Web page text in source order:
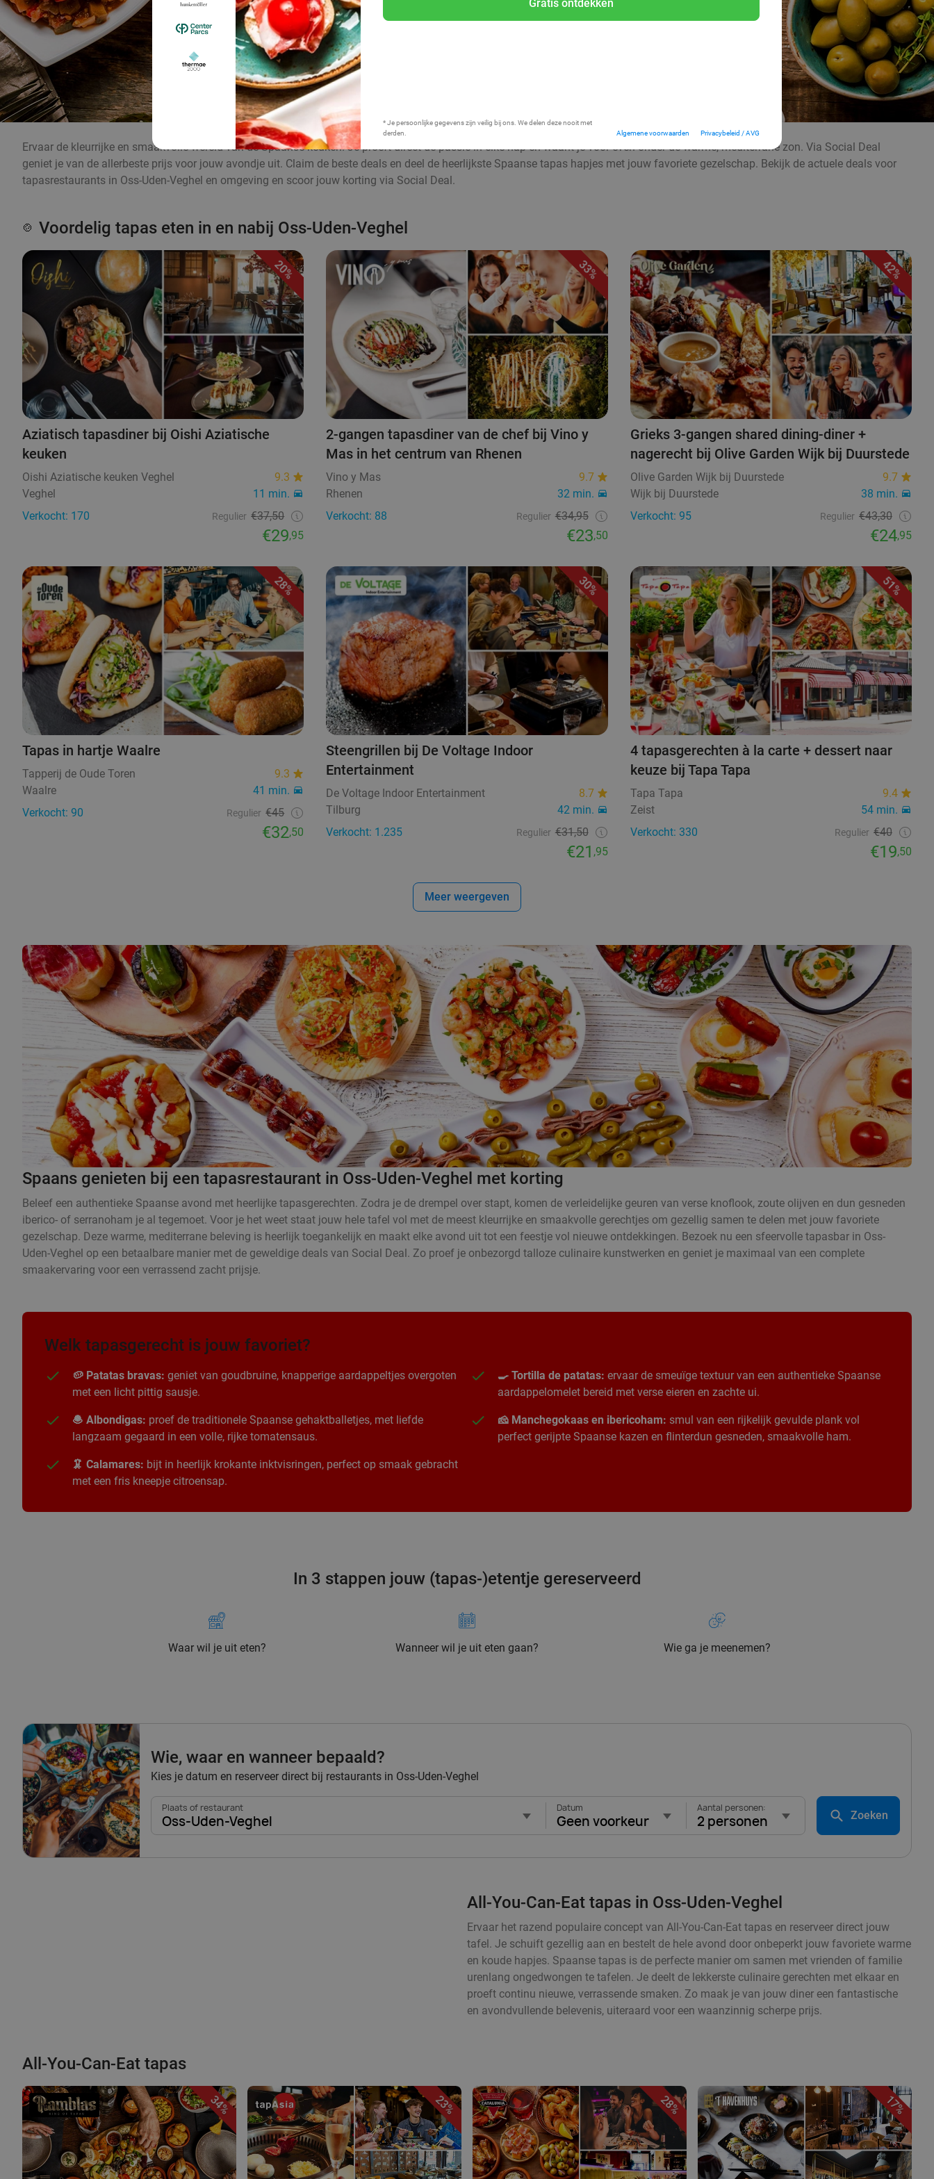
Gratis ontdekken
* Je persoonlijke gegevens zijn veilig bij ons. We delen deze nooit met
derden.
Algemene voorwaarden Privacybeleid / AVG
Ervaar de kleurrijke en smaakvolle wereld van de Spaanse keuken. Je proeft direct de passie in elke hap en waant je voor even onder de warme, mediterrane zon. Via Social Deal
geniet je van de allerbeste prijs voor jouw avondje uit. Claim de beste deals en deel de heerlijkste Spaanse tapas hapjes met jouw favoriete gezelschap. Bekijk de actuele deals voor
tapasrestaurants in Oss-Uden-Veghel en omgeving en scoor jouw korting via Social Deal.
🍲 Voordelig tapas eten in en nabij Oss-Uden-Veghel
20%
Aziatisch tapasdiner bij Oishi Aziatische
keuken
Oishi Aziatische keuken Veghel
9.3
Veghel
11 min.
Verkocht: 170
Regulier €37,50
€29,95
33%
2-gangen tapasdiner van de chef bij Vino y
Mas in het centrum van Rhenen
Vino y Mas
9.7
Rhenen
32 min.
Verkocht: 88
Regulier €34,95
€23,50
42%
Grieks 3-gangen shared dining-diner +
nagerecht bij Olive Garden Wijk bij Duurstede
Olive Garden Wijk bij Duurstede
9.7
Wijk bij Duurstede
38 min.
Verkocht: 95
Regulier €43,30
€24,95
28%
Tapas in hartje Waalre
Tapperij de Oude Toren
9.3
Waalre
41 min.
Verkocht: 90
Regulier €45
€32,50
30%
Steengrillen bij De Voltage Indoor
Entertainment
De Voltage Indoor Entertainment
8.7
Tilburg
42 min.
Verkocht: 1.235
Regulier €31,50
€21 ,95
51%
4 tapasgerechten à la carte + dessert naar
keuze bij Tapa Tapa
Tapa Tapa
9.4
Zeist
54 min.
Verkocht: 330
Regulier €40
€19,50
Meer weergeven
Spaans genieten bij een tapasrestaurant in Oss-Uden-Veghel met korting
Beleef een authentieke Spaanse avond met heerlijke tapasgerechten. Zodra je de drempel over stapt, komen de verleidelijke geuren van verse knoflook, zoute olijven en dun gesneden
iberico- of serranoham je al tegemoet. Voor je het weet staat jouw hele tafel vol met de meest kleurrijke en smaakvolle gerechtjes om gezellig samen te delen met jouw favoriete
gezelschap. Deze warme, mediterrane beleving is heerlijk toegankelijk en maakt elke avond uit tot een feestje vol nieuwe ontdekkingen. Bezoek nu een sfeervolle tapasbar in Oss-
Uden-Veghel op een betaalbare manier met de geweldige deals van Social Deal. Zo proef je onbezorgd talloze culinaire kunstwerken en geniet je maximaal van een complete
smaakervaring voor een verrassend zacht prijsje.
Welk tapasgerecht is jouw favoriet?
🥔 Patatas bravas: geniet van goudbruine, knapperige aardappeltjes overgoten
met een licht pittig sausje.
🧆 Albondigas: proef de traditionele Spaanse gehaktballetjes, met liefde
langzaam gegaard in een volle, rijke tomatensaus.
🦑 Calamares: bijt in heerlijk krokante inktvisringen, perfect op smaak gebracht
met een fris kneepje citroensap.
🍳 Tortilla de patatas: ervaar de smeuïge textuur van een authentieke Spaanse
aardappelomelet bereid met verse eieren en zachte ui.
🧀 Manchegokaas en ibericoham: smul van een rijkelijk gevulde plank vol
perfect gerijpte Spaanse kazen en flinterdun gesneden, smaakvolle ham.
In 3 stappen jouw (tapas-)etentje gereserveerd
Waar wil je uit eten? Wanneer wil je uit eten gaan? Wie ga je meenemen?
Wie, waar en wanneer bepaald?
Kies je datum en reserveer direct bij restaurants in Oss-Uden-Veghel
Plaats of restaurant
Oss-Uden-Veghel
Datum
Geen voorkeur
Aantal personen:
2 personen Zoeken
All-You-Can-Eat tapas in Oss-Uden-Veghel
Ervaar het razend populaire concept van All-You-Can-Eat tapas en reserveer direct jouw
tafel. Je schuift gezellig aan en bestelt de hele avond door onbeperkt jouw favoriete warme
en koude hapjes. Spaanse tapas is de perfecte manier om samen met vrienden of familie
urenlang ongedwongen te tafelen. Je deelt de lekkerste culinaire gerechten met elkaar en
proeft continu nieuwe, verrassende smaken. Zo maak je van jouw diner een fantastische
en avondvullende belevenis, uiteraard voor een waanzinnig scherpe prijs.
All-You-Can-Eat tapas
34% 23% 28% 17%